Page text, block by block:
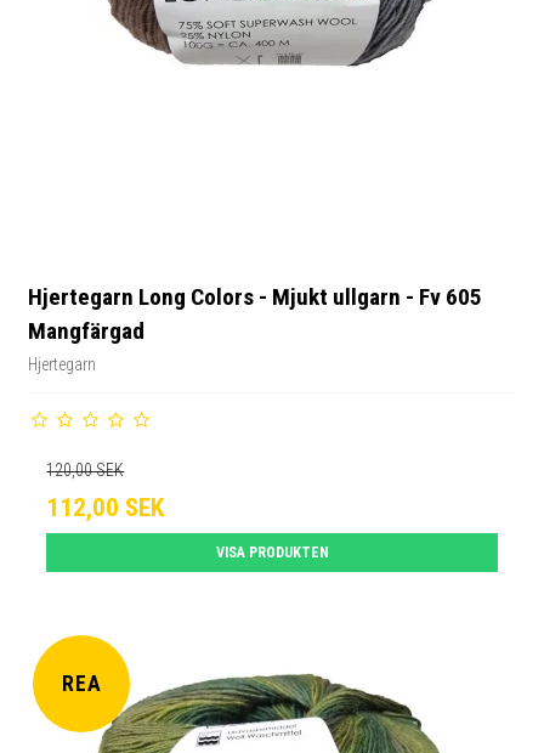
Hjertegarn Long Colors - Mjukt ullgarn - Fv 605
Mangfärgad
Hjertegarn
120,00 SEK
112,00 SEK
VISA PRODUKTEN
REA